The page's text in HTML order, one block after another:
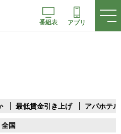
番組表 アプリ
最低賃金引き上げ アパホテル
全国